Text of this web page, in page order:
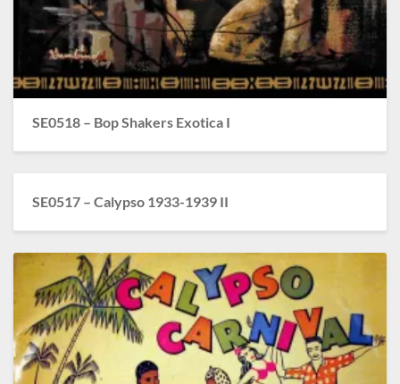
SE0518 – Bop Shakers Exotica I
SE0517 – Calypso 1933-1939 II